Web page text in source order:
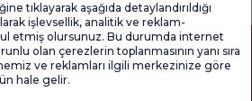
tıklayarak aşağıda detaylandırıldığı
işlevsellik, analitik ve reklam-
etmiş olursunuz. Bu durumda internet
olan çerezlerin toplanmasının yanı sıra
ve reklamları ilgili merkezinize göre
hale gelir.